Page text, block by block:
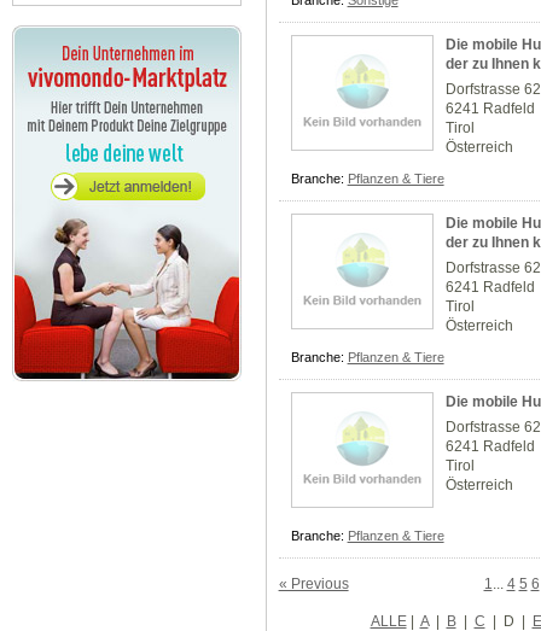
Die mobile
der zu Ihnen
Dorfstrasse 62
6241 Radfeld
Tirol
Österreich
Branche: Pflanzen & Tiere
Die mobile
der zu Ihnen
Dorfstrasse 62
6241 Radfeld
Tirol
Österreich
Branche: Pflanzen & Tiere
Die mobile
Dorfstrasse 62
6241 Radfeld
Tirol
Österreich
Branche: Pflanzen & Tiere
« Previous 1 4 5 6
ALLE| A | B | C | D | E